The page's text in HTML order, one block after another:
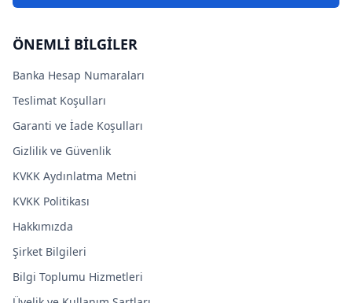
ÖNEMLİ BİLGİLER
Banka Hesap Numaraları
Teslimat Koşulları
Garanti ve İade Koşulları
Gizlilik ve Güvenlik
KVKK Aydınlatma Metni
KVKK Politikası
Hakkımızda
Şirket Bilgileri
Bilgi Toplumu Hizmetleri